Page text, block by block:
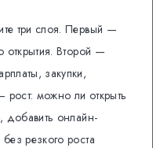
три слоя. Первый —
открытия. Второй —
закупки,
рост: можно ли открыть
добавить онлайн-
резкого роста